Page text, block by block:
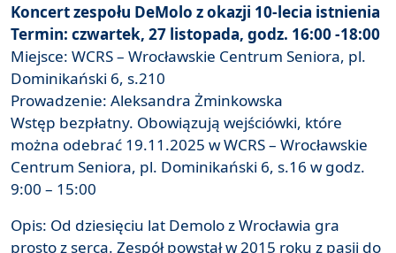
Koncert zespołu DeMolo z okazji 10-lecia istnienia
Termin: czwartek, 27 listopada, godz. 16:00 -18:00
Miejsce: WCRS – Wrocławskie Centrum Seniora, pl.
Dominikański 6, s.210
Prowadzenie: Aleksandra Żminkowska
Wstęp bezpłatny. Obowiązują wejściówki, które
można odebrać 19.11.2025 w WCRS – Wrocławskie
Centrum Seniora, pl. Dominikański 6, s.16 w godz.
9:00 – 15:00
Opis: Od dziesięciu lat Demolo z Wrocławia gra
prosto z serca. Zespół powstał w 2015 roku z pasji do